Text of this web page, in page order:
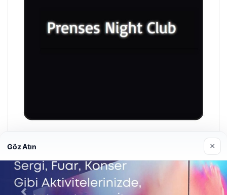
Prenses Night Club
Göz Atın ×